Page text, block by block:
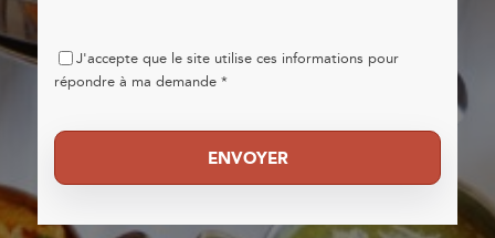
êtes
un
en
le
J'accepte que le site utilise ces informations pour
répondre à ma demande *
ENVOYER